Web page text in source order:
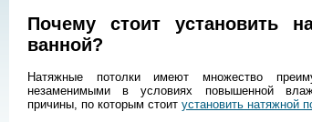
Почему стоит установить
ванной?
Натяжные потолки имеют множество
незаменимыми в условиях повышенной
причины, по которым стоит установить натяжной